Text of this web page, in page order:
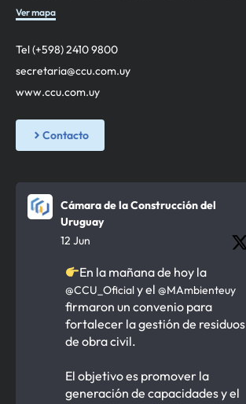
Ver mapa
Tel (+598) 2410 9800
secretaria@ccu.com.uy
www.ccu.com.uy
Contacto
Cámara de la Construcción del
Uruguay
12 Jun
En la mañana de hoy la
@CCU_Oficialy el @MAmbienteuy
firmaron un convenio para
fortalecer la gestión de residuos
de obra civil.
El objetivo es promover la
generación de capacidades y el